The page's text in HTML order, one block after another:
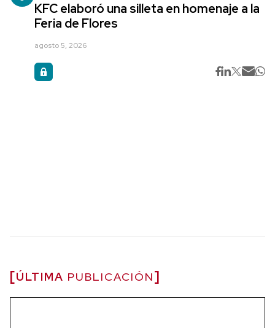
KFC elaboró una silleta en homenaje a la
Feria de Flores
agosto 5, 2026
ÚLTIMA PUBLICACIÓN